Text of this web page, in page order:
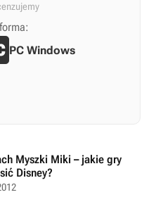
PC Windows
Myszki Miki – jakie gry
Disney?